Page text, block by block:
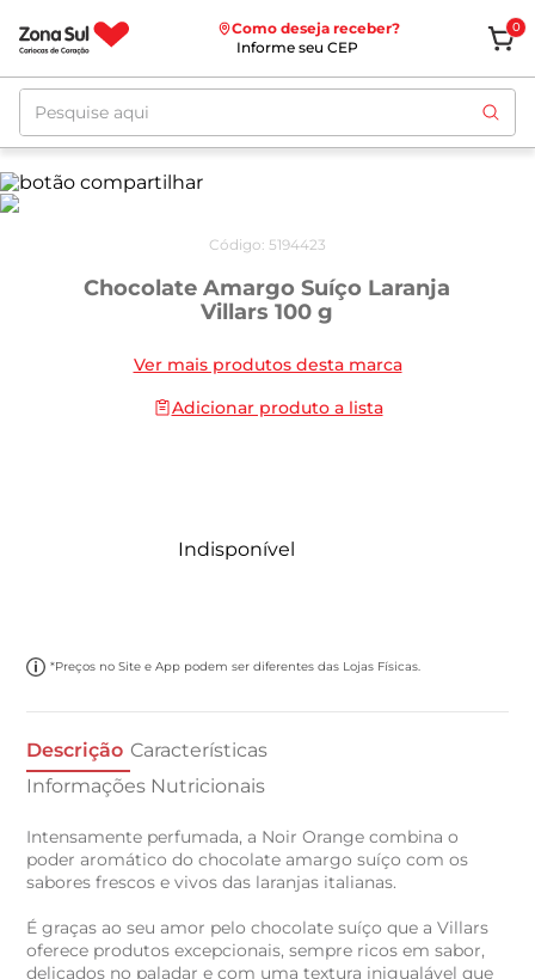
Como deseja receber?
Informe seu CEP
0
Pesquise aqui
Código: 5194423
Chocolate Amargo Suíço Laranja
Villars 100 g
Ver mais produtos desta marca
Adicionar produto a lista
Indisponível
*Preços no Site e App podem ser diferentes das Lojas Físicas.
Descrição Características
Informações Nutricionais
Intensamente perfumada, a Noir Orange combina o
poder aromático do chocolate amargo suíço com os
sabores frescos e vivos das laranjas italianas.
É graças ao seu amor pelo chocolate suíço que a Villars
oferece produtos excepcionais, sempre ricos em sabor,
delicados no paladar e com uma textura inigualável que